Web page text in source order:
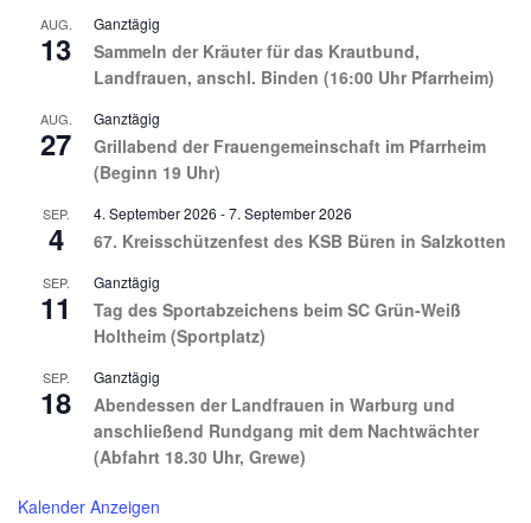
AUG.
13
Ganztägig
Sammeln der Kräuter für das Krautbund,
Landfrauen, anschl. Binden (16:00 Uhr Pfarrheim)
AUG.
27
Ganztägig
Grillabend der Frauengemeinschaft im Pfarrheim
(Beginn 19 Uhr)
SEP.
4
4. September 2026 -7. September 2026
67. Kreisschützenfest des KSB Büren in Salzkotten
SEP.
11
Ganztägig
Tag des Sportabzeichens beim SC Grün-Weiß
Holtheim (Sportplatz)
SEP.
18
Ganztägig
Abendessen der Landfrauen in Warburg und
anschließend Rundgang mit dem Nachtwächter
(Abfahrt 18.30 Uhr, Grewe)
Kalender Anzeigen